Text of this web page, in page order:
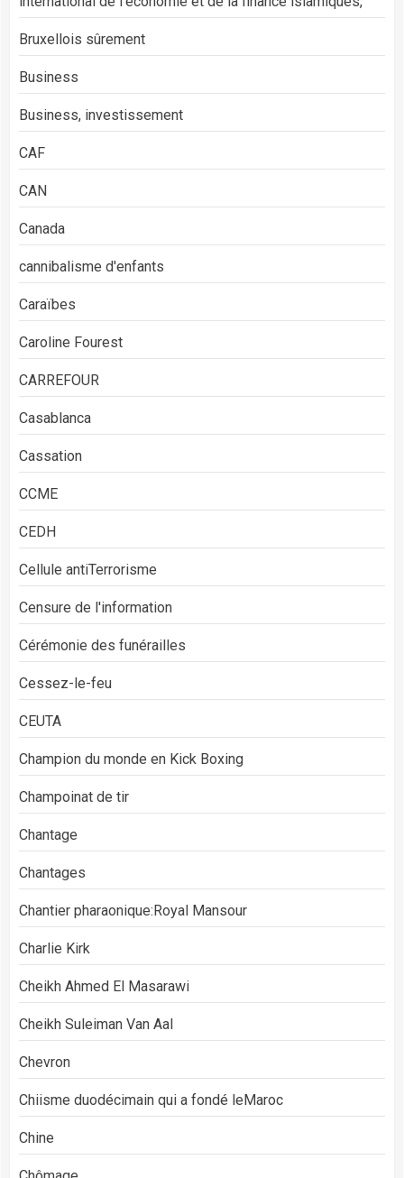
Bruxellois sûrement
Business
Business, investissement
CAF
CAN
Canada
cannibalisme d'enfants
Caraïbes
Caroline Fourest
CARREFOUR
Casablanca
Cassation
CCME
CEDH
Cellule antiTerrorisme
Censure de l'information
Cérémonie des funérailles
Cessez-le-feu
CEUTA
Champion du monde en Kick Boxing
Champoinat de tir
Chantage
Chantages
Chantier pharaonique:Royal Mansour
Charlie Kirk
Cheikh Ahmed El Masarawi
Cheikh Suleiman Van Aal
Chevron
Chiisme duodécimain qui a fondé leMaroc
Chine